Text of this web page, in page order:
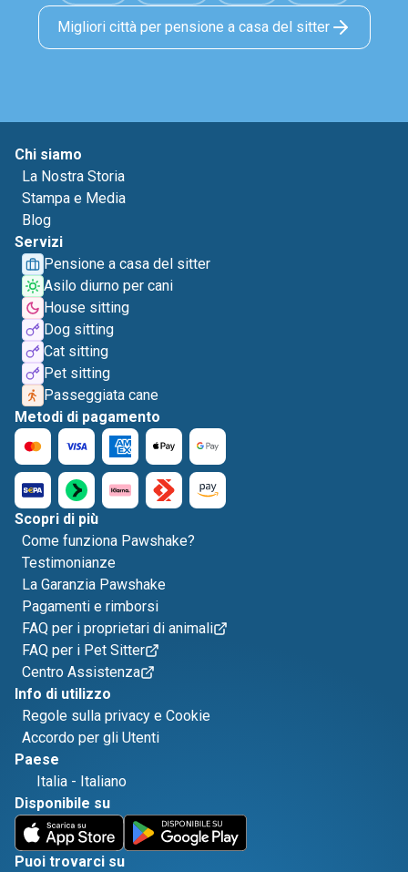
Migliori città per pensione a casa del sitter
Chi siamo
La Nostra Storia
Stampa e Media
Blog
Servizi
Pensione a casa del sitter
Asilo diurno per cani
House sitting
Dog sitting
Cat sitting
Pet sitting
Passeggiata cane
Metodi di pagamento
Scopri di più
Come funziona Pawshake?
Testimonianze
La Garanzia Pawshake
Pagamenti e rimborsi
FAQ per i proprietari di animali
FAQ per i Pet Sitter
Centro Assistenza
Info di utilizzo
Regole sulla privacy e Cookie
Accordo per gli Utenti
Paese
Italia - Italiano
Disponibile su
Puoi trovarci su